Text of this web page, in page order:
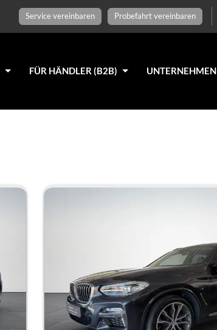
Service vereinbaren Probefahrt vereinbaren
FÜR HÄNDLER (B2B) UNTERNEHMEN